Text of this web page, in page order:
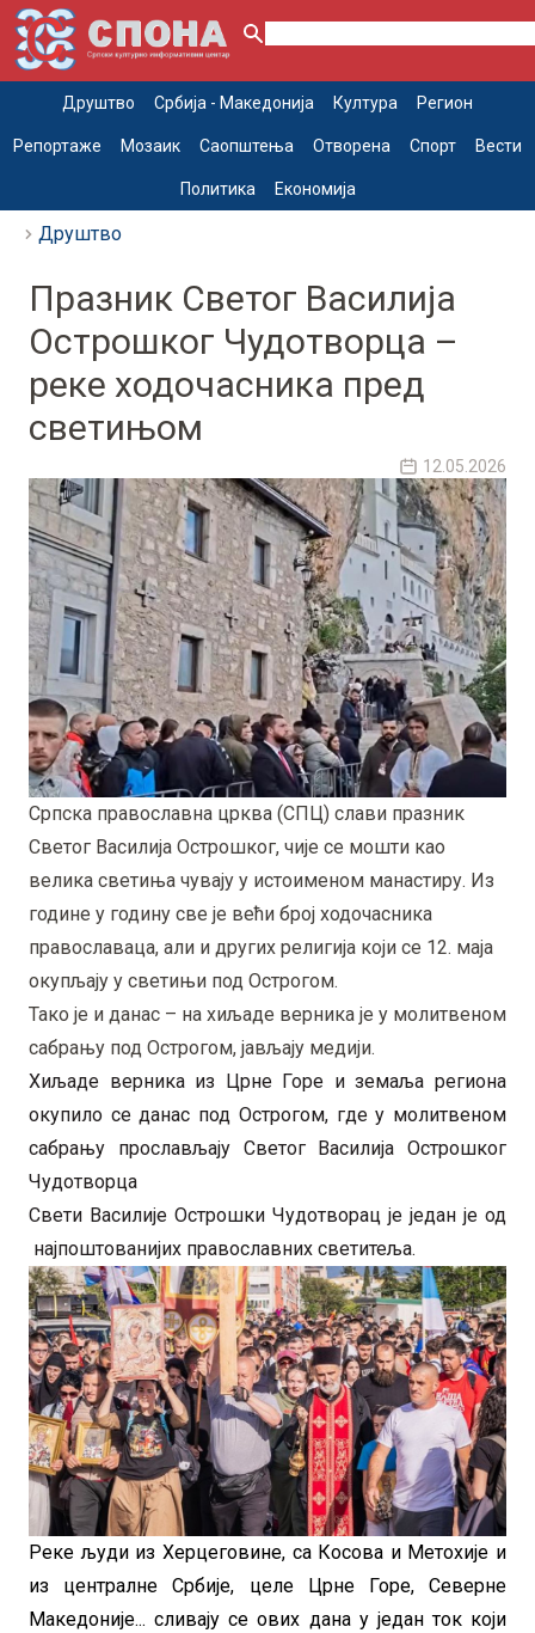
Друштво Србија - Македонија Култура Регион
Репортаже Мозаик Саопштења Отворена Спорт Вести
Политика Економија
Друштво
Празник Светог Василија
Острошког Чудотворца –
реке ходочасника пред
светињом
12.05.2026
Српска православна црква (СПЦ) слави празник
Светог Василија Острошког, чије се мошти као
велика светиња чувају у истоименом манастиру. Из
године у годину све је већи број ходочасника
православаца, али и других религија који се 12. маја
окупљају у светињи под Острогом.
Тако је и данас – на хиљаде верника је у молитвеном
сабрању под Острогом, јављају медији.
Хиљаде верника из Црне Горе и земаља региона
окупило се данас под Острогом, где у молитвеном
сабрању прослављају Светог Василија Острошког
Чудотворца
Свети Василије Острошки Чудотворац је један је од
најпоштованијих православних светитеља.
Реке људи из Херцеговине, са Косова и Метохије и
из централне Србије, целе Црне Горе, Северне
Македоније... сливају се ових дана у један ток који